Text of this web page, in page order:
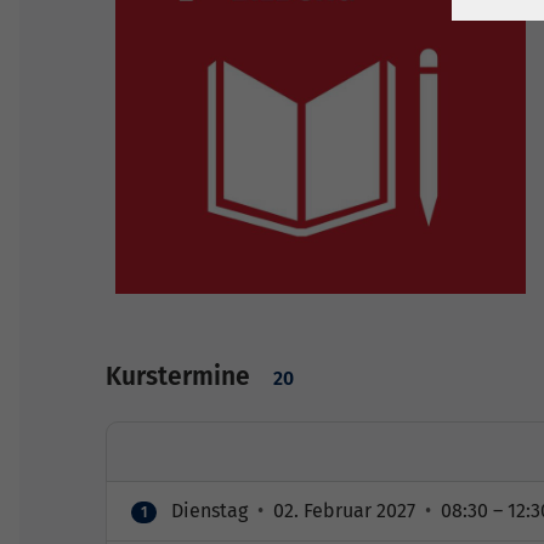
Kurstermine 20
1 Dienstag • 02. Februar 2027 • 08:30 –